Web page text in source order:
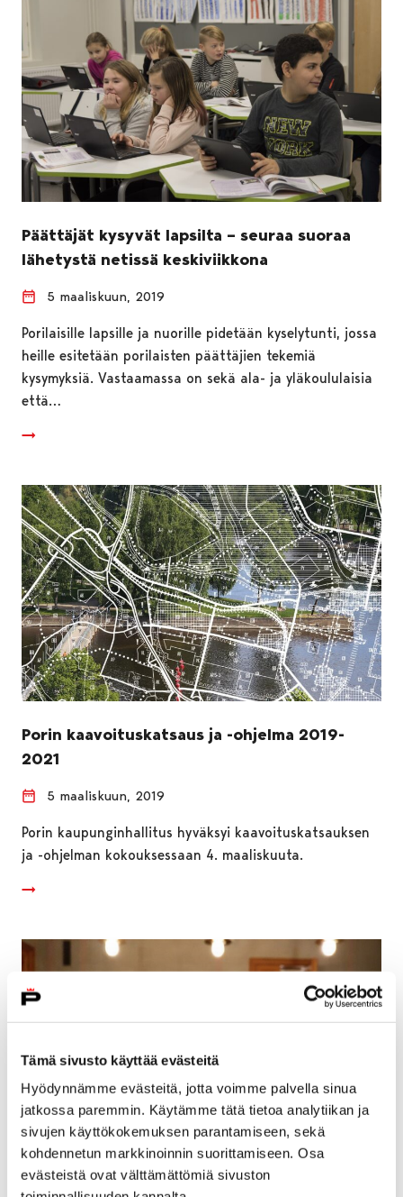
Tämä sivusto käyttää evästeitä
Hyödynnämme evästeitä, jotta voimme palvella sinua
jatkossa paremmin. Käytämme tätä tietoa analytiikan ja
sivujen käyttökokemuksen parantamiseen, sekä
kohdennetun markkinoinnin suorittamiseen. Osa
evästeistä ovat välttämättömiä sivuston
Päättäjät kysyvät lapsilta – seuraa suoraa
lähetystä netissä keskiviikkona
5 maaliskuun, 2019
Porilaisille lapsille ja nuorille pidetään kyselytunti, jossa
heille esitetään porilaisten päättäjien tekemiä
kysymyksiä. Vastaamassa on sekä ala- ja yläkoululaisia
että…
Porin kaavoituskatsaus ja -ohjelma 2019-
2021
5 maaliskuun, 2019
Porin kaupunginhallitus hyväksyi kaavoituskatsauksen
ja -ohjelman kokouksessaan 4. maaliskuuta.
Kaupunginhallitus palautti